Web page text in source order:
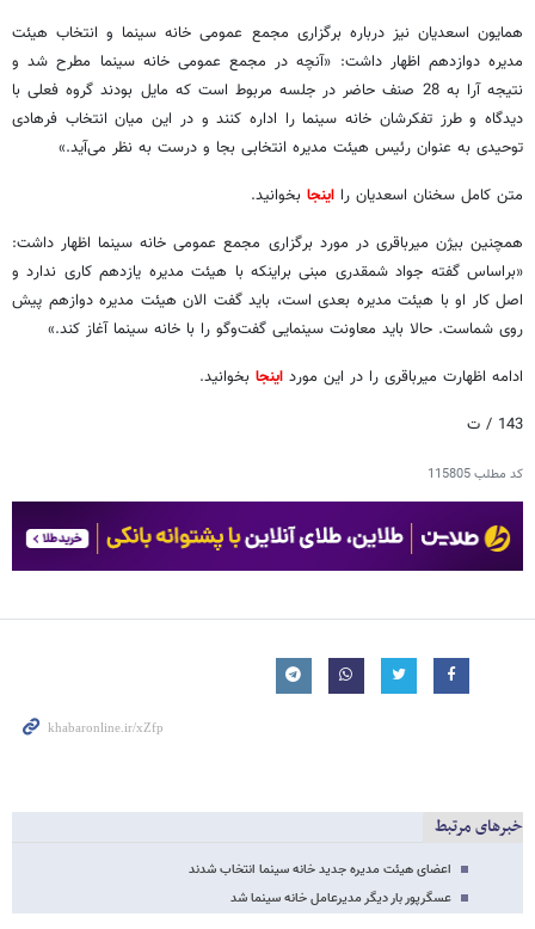
همایون اسعدیان نیز درباره برگزاری مجمع عمومی خانه سینما و انتخاب هیئت
مدیره دوازدهم اظهار داشت: «آنچه در مجمع عمومی خانه سینما مطرح شد و
نتیجه آرا به 28 صنف حاضر در جلسه مربوط است که مایل بودند گروه فعلی با
دیدگاه و طرز تفکرشان خانه سینما را اداره کنند و در این میان انتخاب فرهادی
توحیدی به عنوان رئیس هیئت مدیره انتخابی بجا و درست به نظر می‌آید.»
متن کامل سخنان اسعدیان را اینجا بخوانید.
همچنین بیژن میرباقری در مورد برگزاری مجمع عمومی خانه سینما اظهار داشت:
«براساس گفته جواد شمقدری مبنی براینکه با هیئت مدیره یازدهم کاری ندارد و
اصل کار او با هیئت مدیره بعدی است، باید گفت الان هیئت مدیره دوازهم پیش
روی شماست. حالا باید معاونت سینمایی گفت‌و‌گو را با خانه سینما آغاز کند.»
ادامه اظهارت میرباقری را در این مورد اینجا بخوانید.
143 / ت
کد مطلب115805
خبرهای مرتبط
اعضای هیئت مدیره جدید خانه سینما انتخاب شدند
عسگرپور بار دیگر مدیرعامل خانه سینما شد